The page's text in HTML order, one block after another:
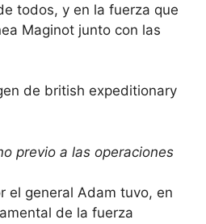
todos, y en la fuerza que
Maginot junto con las
previo a las operaciones
el general Adam tuvo, en
de la fuerza